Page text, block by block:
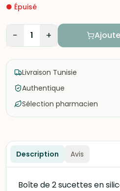
● Épuisé
− 1 +
Livraison Tunisie
Authentique
Sélection pharmacien
Description Avis
Boîte de 2 sucettes en